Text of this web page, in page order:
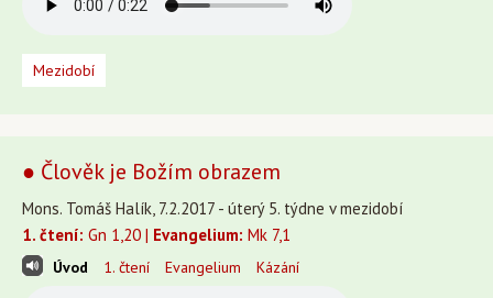
Mezidobí
● Člověk je Božím obrazem
Mons. Tomáš Halík, 7.2.2017 - úterý 5. týdne v mezidobí
1. čtení: Gn 1,20 | Evangelium: Mk 7,1
Úvod 1. čtení Evangelium Kázání